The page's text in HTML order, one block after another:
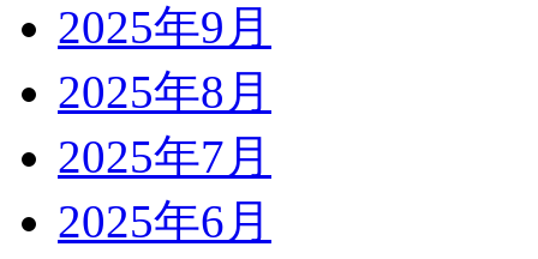
2025年9月
2025年8月
2025年7月
2025年6月